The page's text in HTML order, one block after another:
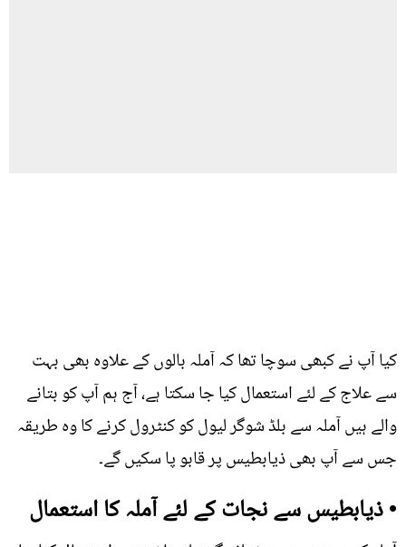
کیا آپ نے کبھی سوچا تھا کہ آملہ بالوں کے علاوہ بھی بہت
سے علاج کے لئے استعمال کیا جا سکتا ہے، آج ہم آپ کو بتانے
والے ہیں آملہ سے بلڈ شوگر لیول کو کنٹرول کرنے کا وہ طریقہ
جس سے آپ بھی ذیابطیس پر قابو پا سکیں گے۔
• ذیابطیس سے نجات کے لئے آملہ کا استعمال